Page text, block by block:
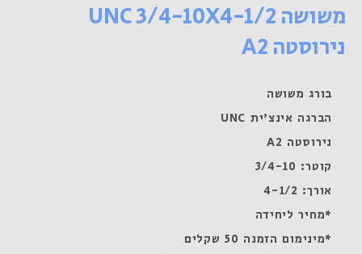
10X4-
נירוסטה
משושה UNC 3/4-10X4-1/2
נירוסטה A2
בורג משושה
הברגה אינצ'ית UNC
נירוסטה A2
קוטר: 3/4-10
אורך: 4-1/2
*מחיר ליחידה
*מינימום הזמנה 50 שקלים